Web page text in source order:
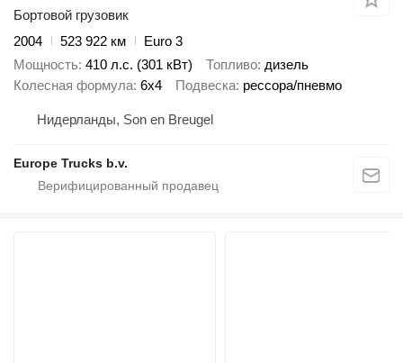
Бортовой грузовик
2004
523 922 км
Euro 3
Мощность 410 л.с. (301 кВт) Топливо дизель
Колесная формула 6x4 Подвеска рессора/пневмо
Нидерланды, Son en Breugel
Europe Trucks b.v.